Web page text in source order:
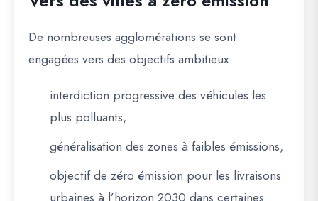
De nombreuses agglomérations se sont
engagées vers des objectifs ambitieux :
interdiction progressive des véhicules les
plus polluants,
généralisation des zones à faibles émissions,
objectif de zéro émission pour les livraisons